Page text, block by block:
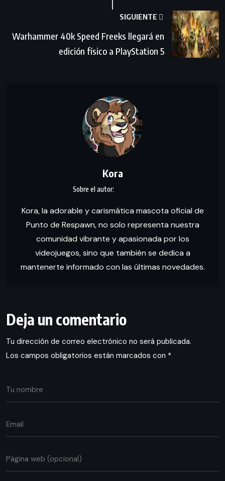
SIGUIENTE
Warhammer 40k Speed Freeks llegará en
edición físico a PlayStation 5
Kora
Kora, la adorable y carismática mascota oficial de
Punto de Respawn, no solo representa nuestra
comunidad vibrante y apasionada por los
videojuegos, sino que también se dedica a
mantenerte informado con las últimas novedades.
Deja un comentario
Tu dirección de correo electrónico no será publicada.
Los campos obligatorios están marcados con *